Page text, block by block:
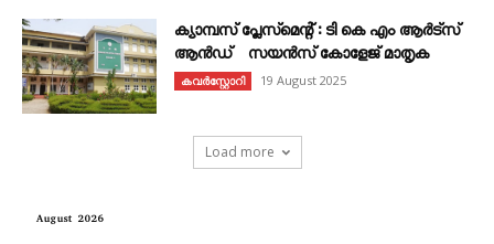
ക്യാമ്പസ് പ്ലേസ്മെന്റ് : ടി കെ എം ആർട്സ്
ആൻഡ് സയൻസ് കോളേജ് മാതൃക
കവര്‍സ്റ്റോറി 19 August 2025
Load more
August 2026